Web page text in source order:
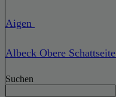
Aigen
Albeck Obere Schattseite
Suchen